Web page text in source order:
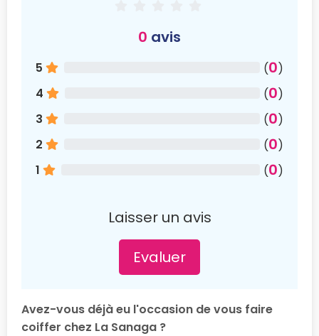
0 avis
5 (0)
4
(0)
3
(0)
2
(0)
1
(0)
Laisser un avis
Evaluer
Avez-vous déjà eu l'occasion de vous faire
coiffer chez La Sanaga ?